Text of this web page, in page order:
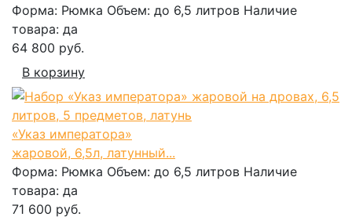
Форма: Рюмка Объем: до 6,5 литров Наличие
товара: да
64 800 руб.
В корзину
«Указ императора»
жаровой, 6,5л, латунный...
Форма: Рюмка Объем: до 6,5 литров Наличие
товара: да
71 600 руб.